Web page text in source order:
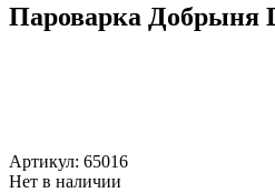
Пароварка Добрыня
Артикул: 65016
Нет в наличии